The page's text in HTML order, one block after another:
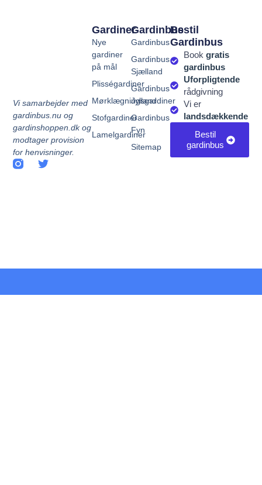
Vi samarbejder med
gardinbus.nu og
gardinshoppen.dk og
modtager provision
for henvisninger.
Gardinbus
Gardinbus
Gardinbus
Sjælland
Gardinbus
Jylland
Gardinbus
Fyn
Sitemap
Gardiner
Nye
gardiner
på mål
Plisségardiner
Mørklægningsgardiner
Stofgardiner
Lamelgardiner
Bestil
Gardinbus
Book gratis
gardinbus
Uforpligtende
rådgivning
Vi er
landsdækkende
Bestil
gardinbus